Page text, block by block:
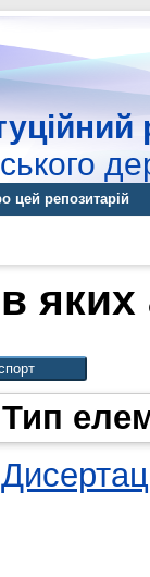
цей репозитарій
яких
Тип